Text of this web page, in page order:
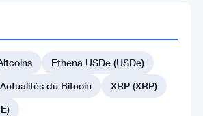
Ethena USDe (USDe)
Actualités du Bitcoin
XRP (XRP)